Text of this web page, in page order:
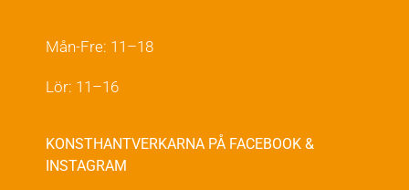
Mån-Fre: 11–18
Lör: 11–16
KONSTHANTVERKARNA PÅ FACEBOOK &
INSTAGRAM